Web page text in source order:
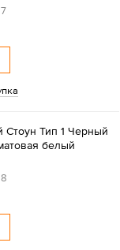
Стоун Тип 1 Черный
белый